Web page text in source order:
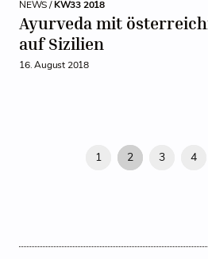
NEWS /KW33 2018
Ayurveda mit
auf Sizilien
16. August 2018
1 2 3 4